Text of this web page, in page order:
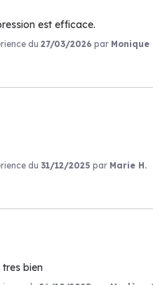
est efficace.
du 27/03/2026 par Monique
du 31/12/2025 par Marie H.
bien